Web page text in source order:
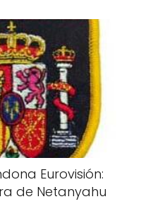
Eurovisión:
de Netanyahu